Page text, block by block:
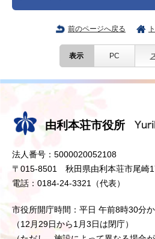
前のページへ戻る
表示 PC
由利本荘市役所
法人番号：5000020052108
〒015-8501 秋田県由利本荘市尾崎
電話：0184-24-3321（代表）
市役所開庁時間：平日 午前8時30分
（12月29日から1月3日は閉庁）